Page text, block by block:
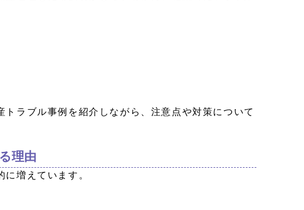
ラブル事例を紹介しながら、注意点や対策について
理由
増えています。